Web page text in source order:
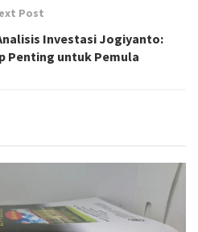
Post
Investasi Jogiyanto:
Penting untuk Pemula